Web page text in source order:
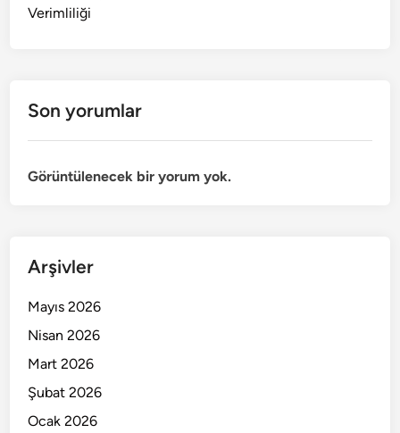
Verimliliği
Son yorumlar
Görüntülenecek bir yorum yok.
Arşivler
Mayıs 2026
Nisan 2026
Mart 2026
Şubat 2026
Ocak 2026